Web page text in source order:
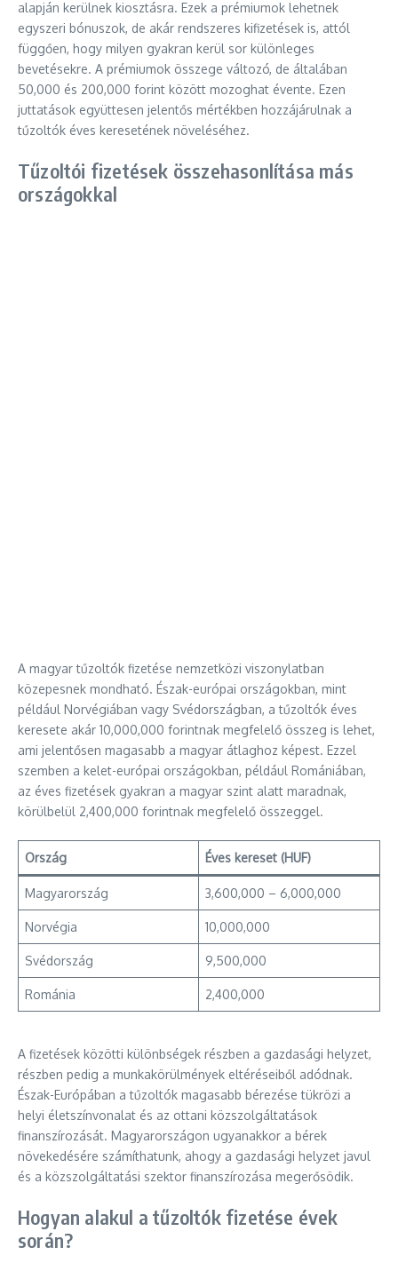
alapján kerülnek kiosztásra. Ezek a prémiumok lehetnek
egyszeri bónuszok, de akár rendszeres kifizetések is, attól
függően, hogy milyen gyakran kerül sor különleges
bevetésekre. A prémiumok összege változó, de általában
50,000 és 200,000 forint között mozoghat évente. Ezen
juttatások együttesen jelentős mértékben hozzájárulnak a
tűzoltók éves keresetének növeléséhez.
Tűzoltói fizetések összehasonlítása más
országokkal
A magyar tűzoltók fizetése nemzetközi viszonylatban
közepesnek mondható. Észak-európai országokban, mint
például Norvégiában vagy Svédországban, a tűzoltók éves
keresete akár 10,000,000 forintnak megfelelő összeg is lehet,
ami jelentősen magasabb a magyar átlaghoz képest. Ezzel
szemben a kelet-európai országokban, például Romániában,
az éves fizetések gyakran a magyar szint alatt maradnak,
körülbelül 2,400,000 forintnak megfelelő összeggel.
Ország Éves kereset (HUF)
Magyarország 3,600,000 – 6,000,000
Norvégia 10,000,000
Svédország 9,500,000
Románia 2,400,000
A fizetések közötti különbségek részben a gazdasági helyzet,
részben pedig a munkakörülmények eltéréseiből adódnak.
Észak-Európában a tűzoltók magasabb bérezése tükrözi a
helyi életszínvonalat és az ottani közszolgáltatások
finanszírozását. Magyarországon ugyanakkor a bérek
növekedésére számíthatunk, ahogy a gazdasági helyzet javul
és a közszolgáltatási szektor finanszírozása megerősödik.
Hogyan alakul a tűzoltók fizetése évek
során?